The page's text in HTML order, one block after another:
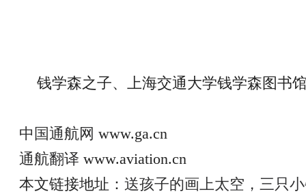
钱学森之子、上海交通大学钱学森图书
中国通航网 www.ga.cn
通航翻译 www.aviation.cn
本文链接地址： 送孩子的画上太空，三只